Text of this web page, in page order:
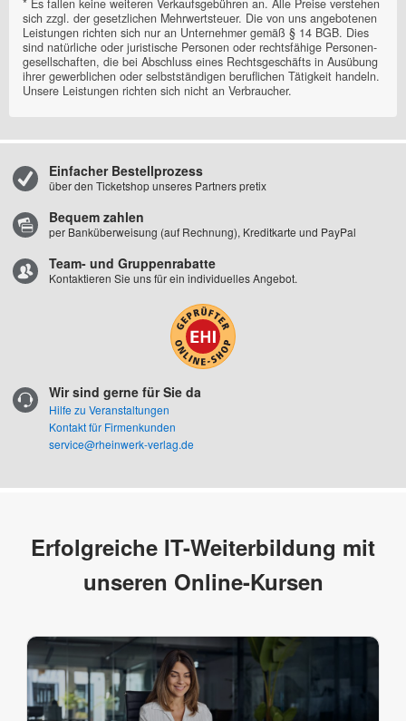
Einfacher Bestellprozess
über den Ticketshop unseres Partners pretix
Bequem zahlen
per Banküberweisung (auf Rechnung), Kreditkarte und PayPal
Team- und Gruppenrabatte
Kontaktieren Sie uns für ein individuelles Angebot.
Wir sind gerne für Sie da
Hilfe zu Veranstaltungen
Kontakt für Firmenkunden
service@rheinwerk-verlag.de
Erfolgreiche IT-Weiterbildung mit
unseren Online-Kursen